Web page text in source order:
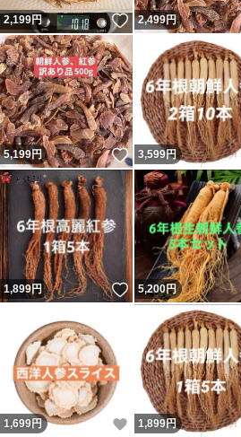
2,199円 いいね！
2,499円
5,199円 いいね！
3,599円
1,899円 いいね！
5,200円
1,699円 いいね！
1,899円